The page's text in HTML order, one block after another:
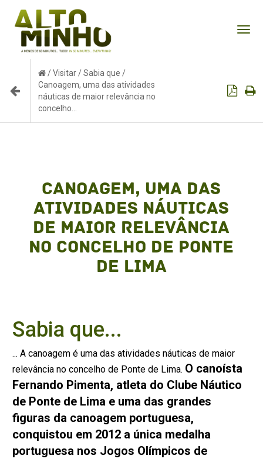
/Visitar/Sabia que /
Canoagem, uma das atividades
náuticas de maior relevância no
concelho...
Canoagem, uma das
atividades náuticas
de maior relevância
no concelho de Ponte
de Lima
Sabia que...
... A canoagem é uma das atividades náuticas de maior
relevância no concelho de Ponte de Lima. O canoísta
Fernando Pimenta, atleta do Clube Náutico
de Ponte de Lima e uma das grandes
figuras da canoagem portuguesa,
conquistou em 2012 a única medalha
portuguesa nos Jogos Olímpicos de